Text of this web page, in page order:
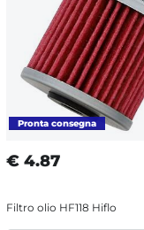
€ 4.87
Filtro olio HF118 Hiflo